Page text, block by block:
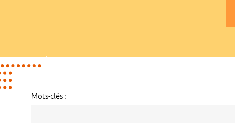
Mots-clés :